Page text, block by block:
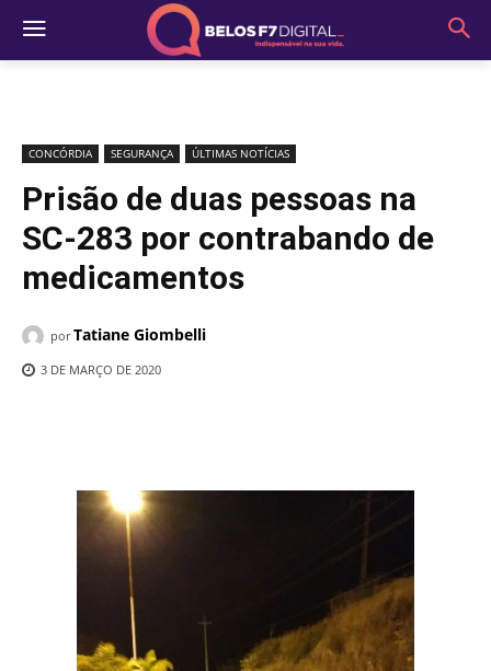
CONCÓRDIA SEGURANÇA ÚLTIMAS NOTÍCIAS
Prisão de duas pessoas na
SC-283 por contrabando de
medicamentos
por Tatiane Giombelli
3 DE MARÇO DE 2020